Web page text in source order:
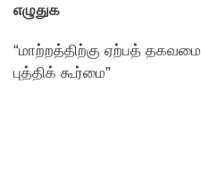
எழுதுக
“மாற்றத்திற்கு ஏற்பத்
புத்திக் கூர்மை”